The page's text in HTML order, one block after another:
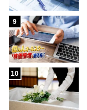
9
10